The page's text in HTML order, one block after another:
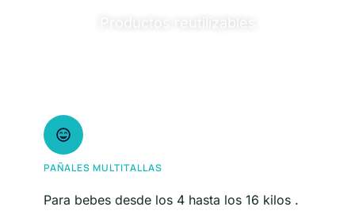
PAÑALES MULTITALLAS
Para bebes desde los 4 hasta los 16 kilos .